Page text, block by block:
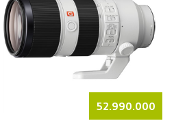
52.990.000